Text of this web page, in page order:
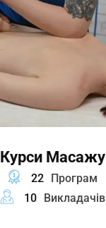
Курси Масажу
22
Програм
10
Викладачів